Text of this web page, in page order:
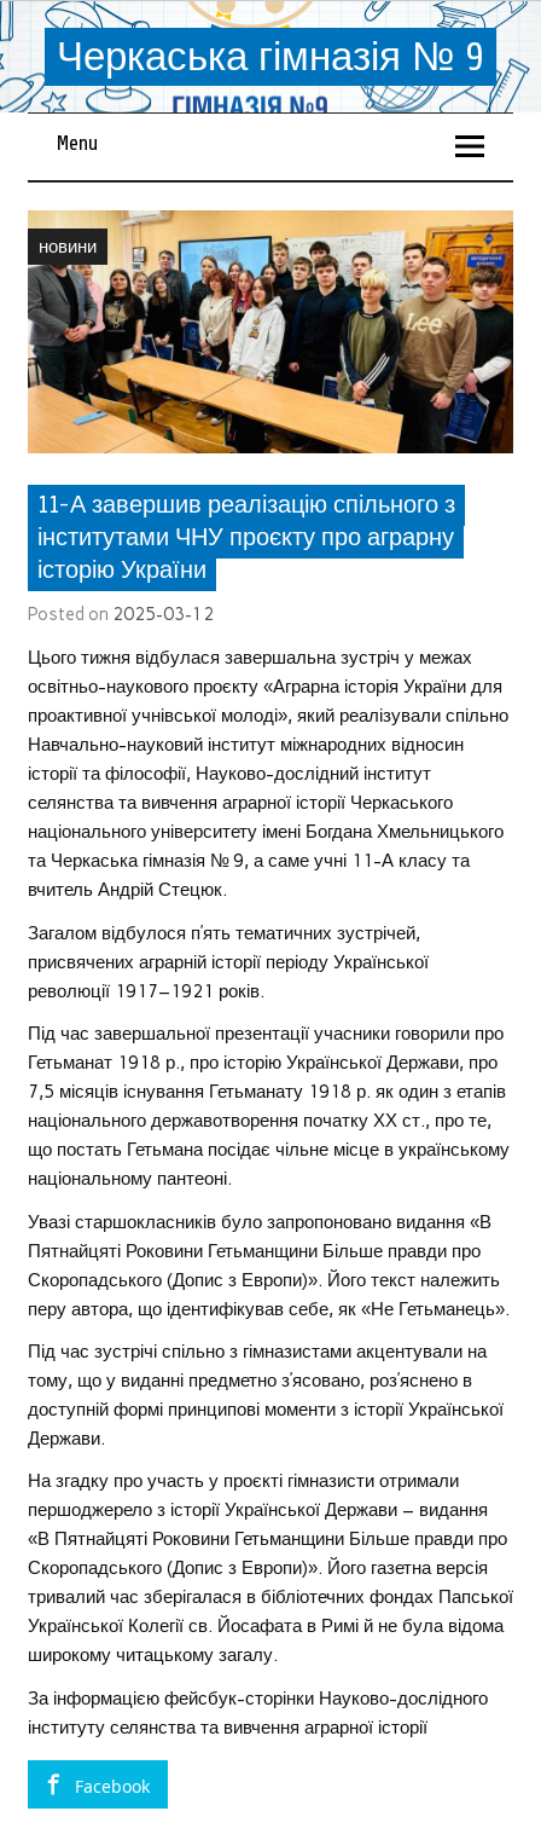
Черкаська гімназія № 9
Menu
новини
11-А завершив реалізацію спільного з
інститутами ЧНУ проєкту про аграрну
історію України
Posted on 2025-03-12
Цього тижня відбулася завершальна зустріч у межах
освітньо-наукового проєкту «Аграрна історія України для
проактивної учнівської молоді», який реалізували спільно
Навчально-науковий інститут міжнародних відносин
історії та філософії, Науково-дослідний інститут
селянства та вивчення аграрної історії Черкаського
національного університету імені Богдана Хмельницького
та Черкаська гімназія № 9, а саме учні 11-А класу та
вчитель Андрій Стецюк.
Загалом відбулося п’ять тематичних зустрічей,
присвячених аграрній історії періоду Української
революції 1917–1921 років.
Під час завершальної презентації учасники говорили про
Гетьманат 1918 р., про історію Української Держави, про
7,5 місяців існування Гетьманату 1918 р. як один з етапів
національного державотворення початку ХХ ст., про те,
що постать Гетьмана посідає чільне місце в українському
національному пантеоні.
Увазі старшокласників було запропоновано видання «В
Пятнайцяті Роковини Гетьманщини Більше правди про
Скоропадського (Допис з Европи)». Його текст належить
перу автора, що ідентифікував себе, як «Не Гетьманець».
Під час зустрічі спільно з гімназистами акцентували на
тому, що у виданні предметно з’ясовано, роз’яснено в
доступній формі принципові моменти з історії Української
Держави.
На згадку про участь у проєкті гімназисти отримали
першоджерело з історії Української Держави – видання
«В Пятнайцяті Роковини Гетьманщини Більше правди про
Скоропадського (Допис з Европи)». Його газетна версія
тривалий час зберігалася в бібліотечних фондах Папської
Української Колегії св. Йосафата в Римі й не була відома
широкому читацькому загалу.
За інформацією фейсбук-сторінки Науково-дослідного
інституту селянства та вивчення аграрної історії
Facebook